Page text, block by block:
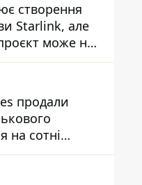
створення
Starlink, але
може не
продали
на сотні
удари ЗСУ